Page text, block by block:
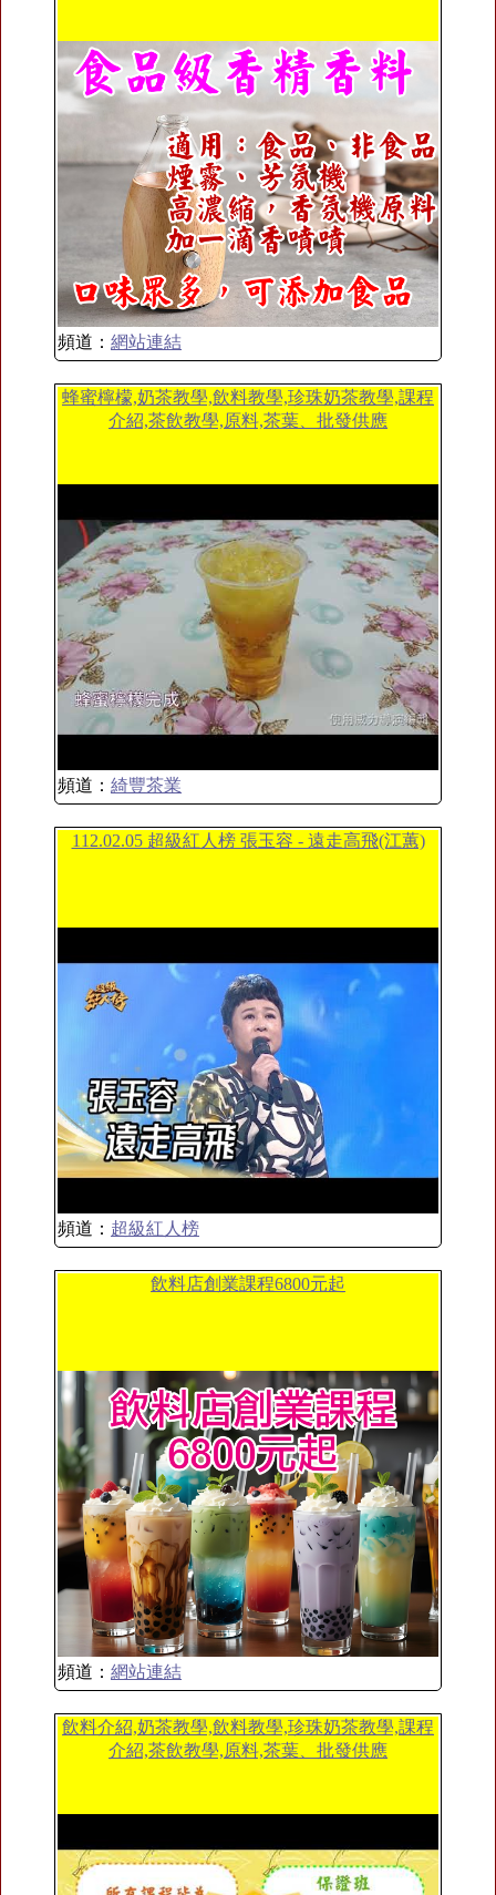
頻道： 網站連結
蜂蜜檸檬,奶茶教學,飲料教學,珍珠奶茶教學,課程
介紹,茶飲教學,原料,茶葉、批發供應
頻道： 綺豐茶業
112.02.05 超級紅人榜 張玉容 - 遠走高飛(江蕙)
頻道： 超級紅人榜
飲料店創業課程6800元起
頻道： 網站連結
飲料介紹,奶茶教學,飲料教學,珍珠奶茶教學,課程
介紹,茶飲教學,原料,茶葉、批發供應